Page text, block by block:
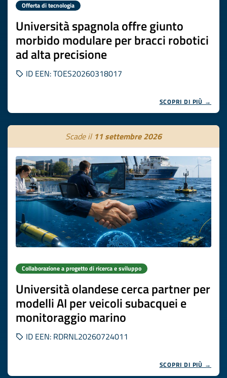
Offerta di tecnologia
Università spagnola offre giunto
morbido modulare per bracci robotici
ad alta precisione
ID EEN: TOES20260318017
SCOPRI DI PIÙ →
Scade il 11 settembre 2026
Collaborazione a progetto di ricerca e sviluppo
Università olandese cerca partner per
modelli AI per veicoli subacquei e
monitoraggio marino
ID EEN: RDRNL20260724011
SCOPRI DI PIÙ →